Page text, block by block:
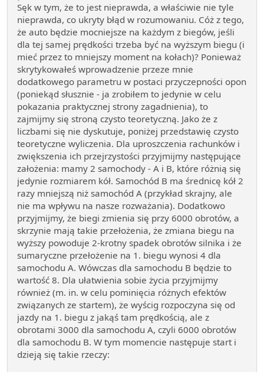
Sęk w tym, że to jest nieprawda, a właściwie nie tyle
nieprawda, co ukryty błąd w rozumowaniu. Cóż z tego,
że auto będzie mocniejsze na każdym z biegów, jeśli
dla tej samej prędkości trzeba być na wyższym biegu (i
mieć przez to mniejszy moment na kołach)? Ponieważ
skrytykowałeś wprowadzenie przeze mnie
dodatkowego parametru w postaci przyczepności opon
(poniekąd słusznie - ja zrobiłem to jedynie w celu
pokazania praktycznej strony zagadnienia), to
zajmijmy się stroną czysto teoretyczną. Jako że z
liczbami się nie dyskutuje, poniżej przedstawię czysto
teoretyczne wyliczenia. Dla uproszczenia rachunków i
zwiększenia ich przejrzystości przyjmijmy następujące
założenia: mamy 2 samochody - A i B, które różnią się
jedynie rozmiarem kół. Samochód B ma średnicę kół 2
razy mniejszą niż samochód A (przykład skrajny, ale
nie ma wpływu na nasze rozważania). Dodatkowo
przyjmijmy, że biegi zmienia się przy 6000 obrotów, a
skrzynie mają takie przełożenia, że zmiana biegu na
wyższy powoduje 2-krotny spadek obrotów silnika i że
sumaryczne przełożenie na 1. biegu wynosi 4 dla
samochodu A. Wówczas dla samochodu B będzie to
wartość 8. Dla ułatwienia sobie życia przyjmijmy
również (m. in. w celu pominięcia różnych efektów
związanych ze startem), że wyścig rozpoczyna się od
jazdy na 1. biegu z jakąś tam prędkością, ale z
obrotami 3000 dla samochodu A, czyli 6000 obrotów
dla samochodu B. W tym momencie następuje start i
dzieją się takie rzeczy: